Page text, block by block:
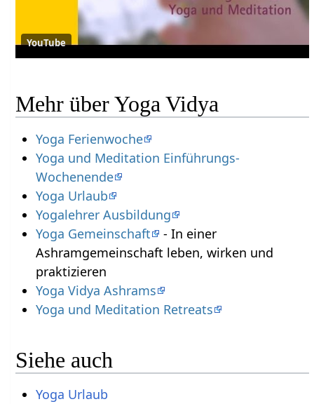
YouTube
Mehr über Yoga Vidya
Yoga Ferienwoche
Yoga und Meditation Einführungs-
Wochenende
Yoga Urlaub
Yogalehrer Ausbildung
Yoga Gemeinschaft
- In einer
Ashramgemeinschaft leben, wirken und
praktizieren
Yoga Vidya Ashrams
Yoga und Meditation Retreats
Siehe auch
Yoga Urlaub